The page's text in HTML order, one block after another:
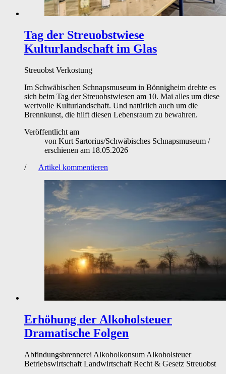
Tag der Streuobstwiese
Kulturlandschaft im Glas
Streuobst Verkostung
Im Schwäbischen Schnapsmuseum in Bönnigheim drehte es
sich beim Tag der Streuobstwiesen am 10. Mai alles um diese
wertvolle Kulturlandschaft. Und natürlich auch um die
Brennkunst, die hilft diesen Lebensraum zu bewahren.
Veröffentlicht am
von Kurt Sartorius/Schwäbisches Schnapsmuseum /
erschienen am 18.05.2026
/
Artikel kommentieren
Erhöhung der Alkoholsteuer
Dramatische Folgen
Abfindungsbrennerei Alkoholkonsum Alkoholsteuer
Betriebswirtschaft Landwirtschaft Recht & Gesetz Streuobst